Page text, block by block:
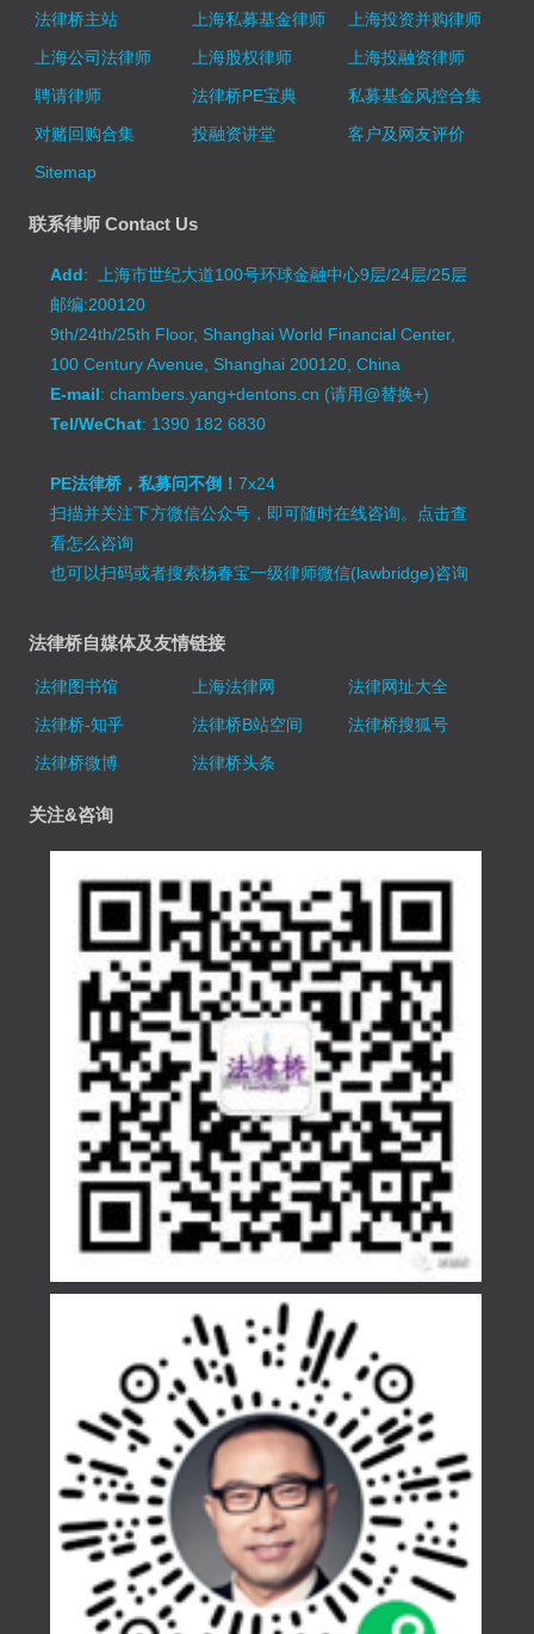
法律桥主站
上海私募基金律师
上海投资并购律师
上海公司法律师
上海股权律师
上海投融资律师
聘请律师
法律桥PE宝典
私募基金风控合集
对赌回购合集
投融资讲堂
客户及网友评价
Sitemap
联系律师 Contact Us
Add: 上海市世纪大道100号环球金融中心9层/24层/25层
邮编:200120
9th/24th/25th Floor, Shanghai World Financial Center,
100 Century Avenue, Shanghai 200120, China
E-mail: chambers.yang+dentons.cn (请用@替换+)
Tel/WeChat: 1390 182 6830
PE法律桥，私募问不倒！7x24
扫描并关注下方微信公众号，即可随时在线咨询。 点击查
看怎么咨询
也可以扫码或者搜索杨春宝一级律师微信(lawbridge)咨询
法律桥自媒体及友情链接
法律图书馆 上海法律网
法律网址大全
法律桥-知乎
法律桥B站空间
法律桥搜狐号
法律桥微博
法律桥头条
关注&咨询